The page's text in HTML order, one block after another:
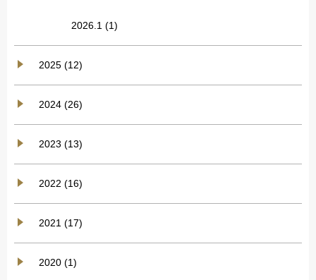
2026.1 (1)
2025 (12)
2024 (26)
2023 (13)
2022 (16)
2021 (17)
2020 (1)